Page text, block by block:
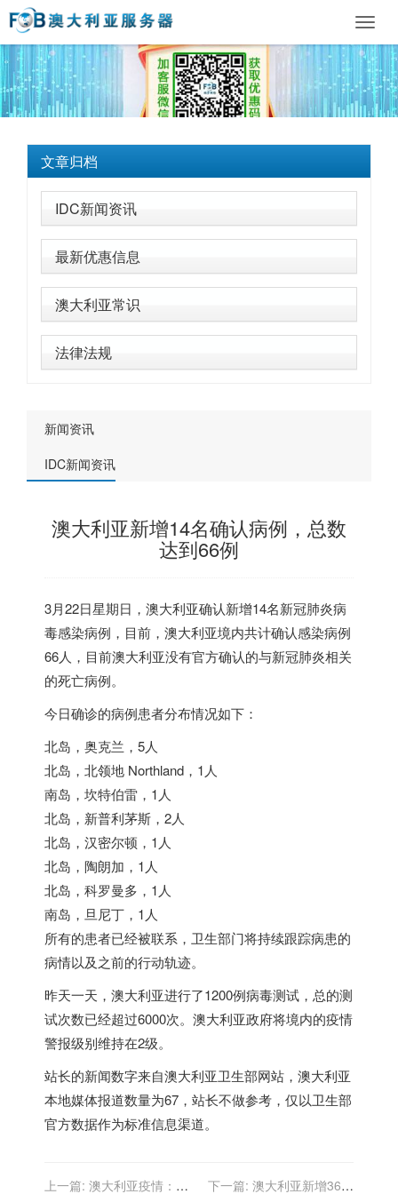
文章归档
IDC新闻资讯
最新优惠信息
澳大利亚常识
法律法规
新闻资讯
IDC新闻资讯
澳大利亚新增14名确认病例，总数
达到66例
3月22日星期日，澳大利亚确认新增14名新冠肺炎病
毒感染病例，目前，澳大利亚境内共计确认感染病例
66人，目前澳大利亚没有官方确认的与新冠肺炎相关
的死亡病例。
今日确诊的病例患者分布情况如下：
北岛，奥克兰，5人
北岛，北领地 Northland，1人
南岛，坎特伯雷，1人
北岛，新普利茅斯，2人
北岛，汉密尔顿，1人
北岛，陶朗加，1人
北岛，科罗曼多，1人
南岛，旦尼丁，1人
所有的患者已经被联系，卫生部门将持续跟踪病患的
病情以及之前的行动轨迹。
昨天一天，澳大利亚进行了1200例病毒测试，总的测
试次数已经超过6000次。澳大利亚政府将境内的疫情
警报级别维持在2级。
站长的新闻数字来自澳大利亚卫生部网站，澳大利亚
本地媒体报道数量为67，站长不做参考，仅以卫生部
官方数据作为标准信息渠道。
上一篇: 澳大利亚疫情：今 下一篇: 澳大利亚新增36名